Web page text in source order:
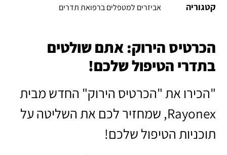
קטגוריה
אביזרים למטפלים ברפואת תדרים
הכרטיס הירוק: אתם שולטים
בתדרי הטיפול שלכם!
"הכירו את "הכרטיס הירוק" החדש מבית
Rayonex, שמחזיר לכם את השליטה על
תוכניות הטיפול שלכם!